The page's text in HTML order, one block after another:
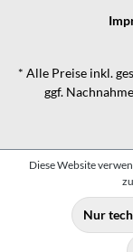
* Alle Preise inkl.
ggf.
Diese Website
Nur